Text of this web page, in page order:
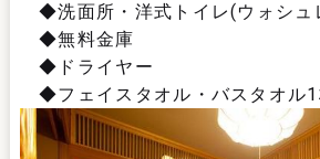
◆洗面所・洋式トイレ(ウォシュ
◆無料金庫
◆ドライヤー
◆フェイスタオル・バスタオル1